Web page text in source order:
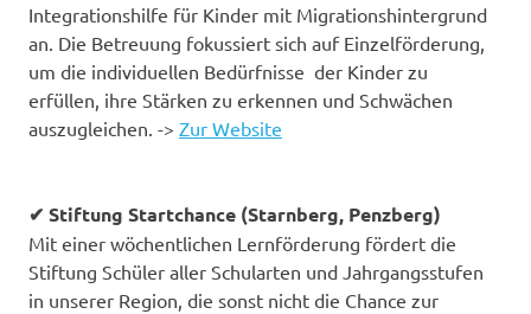
Integrationshilfe für Kinder mit Migrationshintergrund
an. Die Betreuung fokussiert sich auf Einzelförderung,
um die individuellen Bedürfnisse der Kinder zu
erfüllen, ihre Stärken zu erkennen und Schwächen
auszugleichen. -> Zur Website
✔ Stiftung Startchance (Starnberg, Penzberg)
Mit einer wöchentlichen Lernförderung fördert die
Stiftung Schüler aller Schularten und Jahrgangsstufen
in unserer Region, die sonst nicht die Chance zur